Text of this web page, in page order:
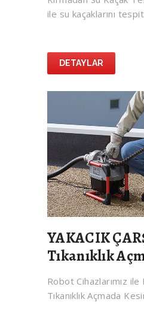
ile su kaçaklarını
DETAYLAR
YAKACIK
Tıkanıklık
Robot Cihazlarımız
Tıkanıklık Açmada